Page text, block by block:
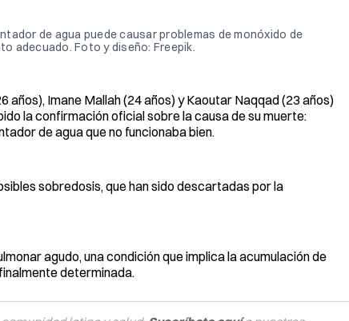
de agua puede causar problemas de monóxido de
adecuado. Foto y diseño: Freepik.
Imane Mallah (24 años) y Kaoutar Naqqad (23 años)
la confirmación oficial sobre la causa de su muerte:
de agua que no funcionaba bien.
sobredosis, que han sido descartadas por la
agudo, una condición que implica la acumulación de
determinada.